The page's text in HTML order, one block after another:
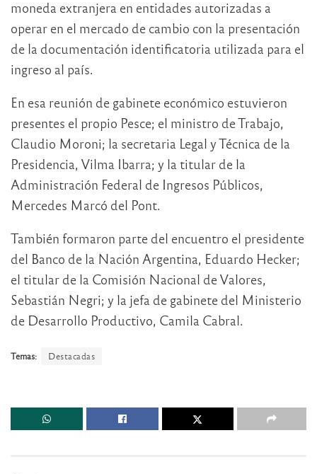
moneda extranjera en entidades autorizadas a
operar en el mercado de cambio con la presentación
de la documentación identificatoria utilizada para el
ingreso al país.
En esa reunión de gabinete económico estuvieron
presentes el propio Pesce; el ministro de Trabajo,
Claudio Moroni; la secretaria Legal y Técnica de la
Presidencia, Vilma Ibarra; y la titular de la
Administración Federal de Ingresos Públicos,
Mercedes Marcó del Pont.
También formaron parte del encuentro el presidente
del Banco de la Nación Argentina, Eduardo Hecker;
el titular de la Comisión Nacional de Valores,
Sebastián Negri; y la jefa de gabinete del Ministerio
de Desarrollo Productivo, Camila Cabral.
Temas: Destacadas